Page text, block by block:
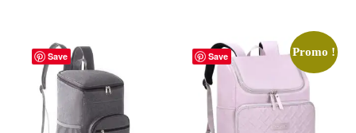
Save Save Promo !